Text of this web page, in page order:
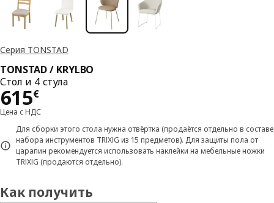
Серия TONSTAD
TONSTAD / KRYLBO
Стол и 4 стула
615€
Цена 615€
Цена с НДС
Для сборки этого стола нужна отвёртка (продаётся отдельно в составе
набора инструментов TRIXIG из 15 предметов). Для защиты пола от
царапин рекомендуется использовать наклейки на мебельные ножки
TRIXIG (продаются отдельно).
Как получить